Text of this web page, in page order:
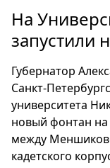
Мир
Еда
Мода
Театр
Кино
На
запустили
Губернатор
университета
новый фонтан
между
кадетского